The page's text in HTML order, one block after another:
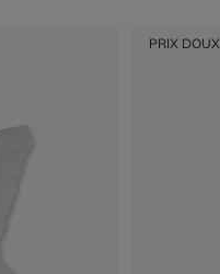
PRIX DOUX